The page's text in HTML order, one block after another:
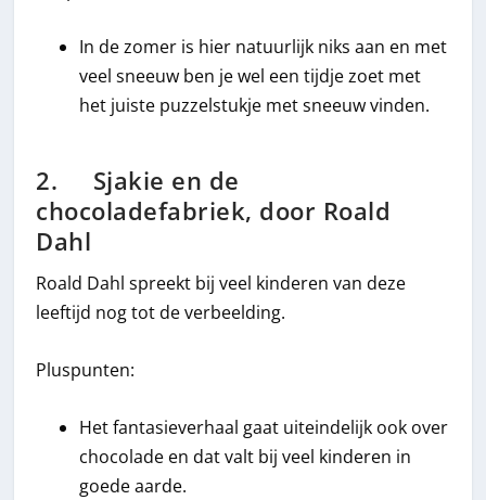
In de zomer is hier natuurlijk niks aan en met
veel sneeuw ben je wel een tijdje zoet met
het juiste puzzelstukje met sneeuw vinden.
2. Sjakie en de
chocoladefabriek, door Roald
Dahl
Roald Dahl spreekt bij veel kinderen van deze
leeftijd nog tot de verbeelding.
Pluspunten:
Het fantasieverhaal gaat uiteindelijk ook over
chocolade en dat valt bij veel kinderen in
goede aarde.